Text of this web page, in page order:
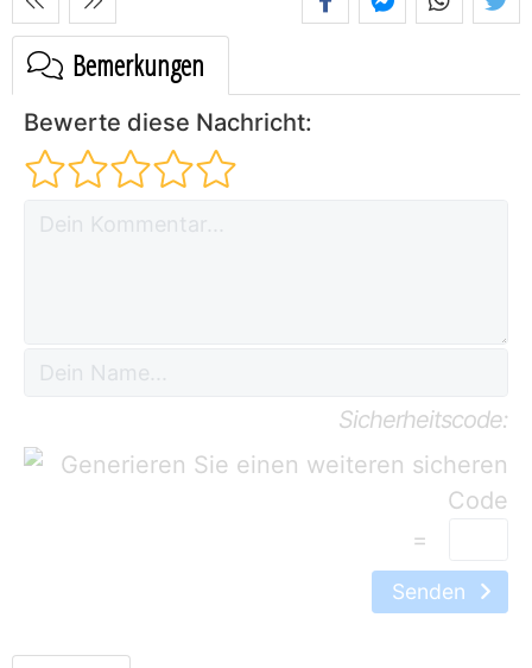
Bemerkungen
Bewerte diese Nachricht:
Sicherheitscode:
=
Senden